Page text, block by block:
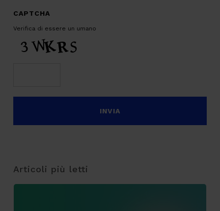
CAPTCHA
Verifica di essere un umano
Articoli più letti